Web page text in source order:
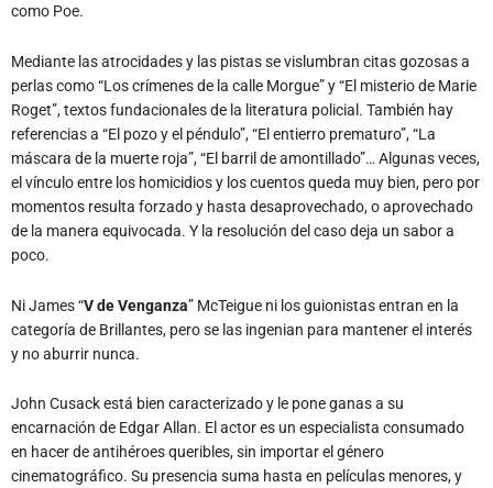
como Poe.
Mediante las atrocidades y las pistas se vislumbran citas gozosas a
perlas como “Los crímenes de la calle Morgue” y “El misterio de Marie
Roget”, textos fundacionales de la literatura policial. También hay
referencias a “El pozo y el péndulo”, “El entierro prematuro”, “La
máscara de la muerte roja”, “El barril de amontillado”… Algunas veces,
el vínculo entre los homicidios y los cuentos queda muy bien, pero por
momentos resulta forzado y hasta desaprovechado, o aprovechado
de la manera equivocada. Y la resolución del caso deja un sabor a
poco.
Ni James “V de Venganza” McTeigue ni los guionistas entran en la
categoría de Brillantes, pero se las ingenian para mantener el interés
y no aburrir nunca.
John Cusack está bien caracterizado y le pone ganas a su
encarnación de Edgar Allan. El actor es un especialista consumado
en hacer de antihéroes queribles, sin importar el género
cinematográfico. Su presencia suma hasta en películas menores, y